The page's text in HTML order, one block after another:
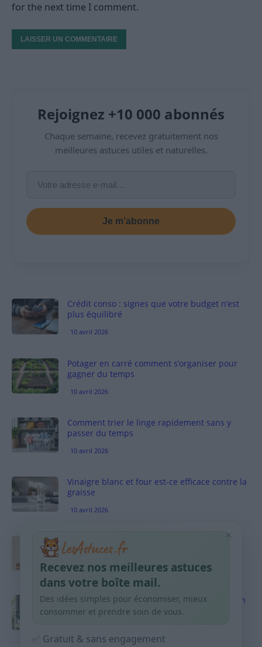
for the next time I comment.
Rejoignez +10 000 abonnés
Chaque semaine, recevez gratuitement nos
meilleures astuces utiles et naturelles.
Je m’abonne
Crédit conso : signes que votre budget n’est
plus équilibré
10 avril 2026
Potager en carré comment s’organiser pour
gagner du temps
10 avril 2026
Comment trier le linge rapidement sans y
passer du temps
10 avril 2026
Vinaigre blanc et four est-ce efficace contre la
graisse
10 avril 2026
Taches pigmentaires : routine simple +
habitudes qui aident
9 avril 2026
Produits ménagers : comment économiser en
courses sans acheter 10 sprays
×
Recevez nos meilleures astuces
dans votre boîte mail.
Des idées simples pour économiser, mieux
consommer et prendre soin de vous.
✅ Gratuit & sans engagement